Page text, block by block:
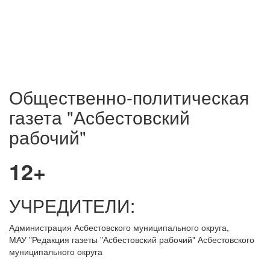
Общественно-политическая
газета "Асбестовский
рабочий"
12+
УЧРЕДИТЕЛИ:
Администрация Асбестовского муниципального округа,
МАУ"Редакция газеты "Асбестовский рабочий" Асбестовского
муниципального округа